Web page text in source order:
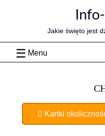
Jakie święto jest
Menu
Kartki